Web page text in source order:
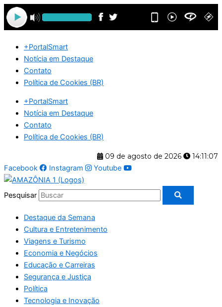
Ir
para
o
+PortalSmart
Notícia em Destaque
Contato
Política de Cookies (BR)
+PortalSmart
Notícia em Destaque
Contato
Política de Cookies (BR)
09 de agosto de 2026
14:11:08
Facebook
Instagram Youtube
Pesquisar
Destaque da Semana
Cultura e Entretenimento
Viagens e Turismo
Economia e Negócios
Educação e Carreiras
Segurança e Justiça
Política
Tecnologia e Inovação